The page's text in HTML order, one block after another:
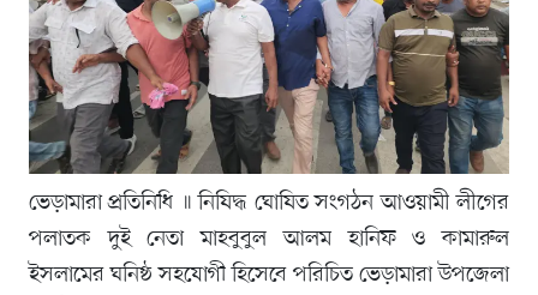
ভেড়ামারা প্রতিনিধি ॥ নিষিদ্ধ ঘোষিত সংগঠন আওয়ামী লীগের
পলাতক দুই নেতা মাহবুবুল আলম হানিফ ও কামারুল
ইসলামের ঘনিষ্ঠ সহযোগী হিসেবে পরিচিত ভেড়ামারা উপজেলা